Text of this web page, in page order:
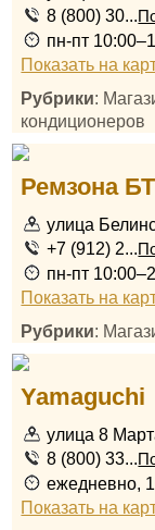
8 (800) 30...
пн-пт
Показать на
Рубрики:
кондиционеров
Ремзона БТ
улица
+7 (912) 2...
пн-пт
Показать на
Рубрики:
Yamaguchi
улица 8
8 (800) 33...
ежедневно,
Показать на